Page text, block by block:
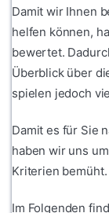
Damit wir Ihnen
helfen können,
bewertet.
Überblick über
spielen jedoch
Damit es für Sie
haben wir uns
Kriterien bemüht.
Im Folgenden